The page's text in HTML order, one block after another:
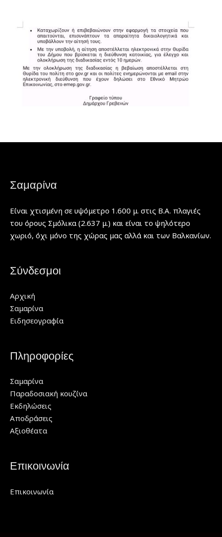
Σαμαρίνα
Είναι χτισμένη σε υψόμετρο 1.600 μ. στις Β.Α. πλαγιές
του όρους Σμόλικα (2.637 μ.) και είναι το ψηλότερο
χωριό, όχι μόνο της χώρας μας αλλά και των Βαλκανίων.
Σύνδεσμοι
Αρχική
Σαμαρίνα
Ειδησεογραφία
Πληροφορίες
Σαμαρίνα
Παραδοσιακή κουζίνα
Εκδηλώσεις
Αποδράσεις
Αξιοθέατα
Επικοινωνία
Επικοινωνία